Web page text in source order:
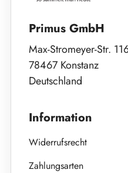
Primus GmbH
Max-Stromeyer-Str.
78467 Konstanz
Deutschland
Information
Widerrufsrecht
Zahlungsarten